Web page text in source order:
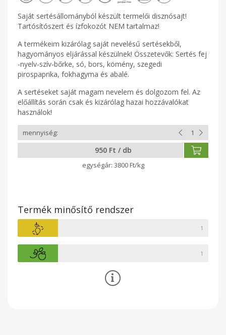
Saját sertésállományból készült termelői disznósajt!
Tartósítószert és ízfokozót NEM tartalmaz!
A termékeim kizárólag saját nevelésű sertésekből,
hagyományos eljárással készülnek! Összetevők: Sertés fej
-nyelv-szív-bőrke, só, bors, kömény, szegedi
pirospaprika, fokhagyma és abalé.
A sertéseket saját magam nevelem és dolgozom fel. Az
előállítás során csak és kizárólag hazai hozzávalókat
használok!
950 Ft / db
3800 Ft/kg
Termék minősítő rendszer
1
1